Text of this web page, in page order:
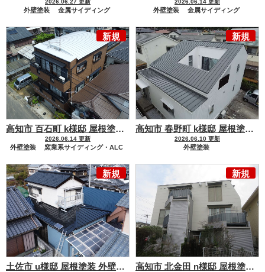
2026.06.27 更新
外壁塗装
金属サイディング
2026.06.14 更新
外壁塗装
金属サイディング
新規
高知市 百石町 k様邸 屋根塗装 外壁塗装工事 立体感と高級感が
2026.06.14 更新
外壁塗装
窯業系サイディング・ALC
新規
高知市 春野町 k様邸 屋根塗装 外壁塗装工事
2026.06.10 更新
外壁塗装
屋根塗装
金属屋根
新規
土佐市 u様邸 屋根塗装 外壁塗装工事 1等当選おめでとうござ
新規
高知市 北金田 n様邸 屋根塗装 外壁塗装工事